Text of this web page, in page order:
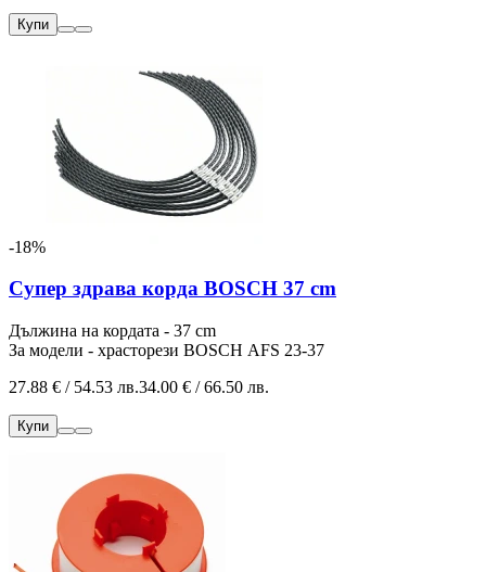
Купи
-18%
Супер здрава корда BOSCH 37 cm
Дължина на кордата - 37 cm
За модели - храсторези BOSCH AFS 23-37
27.88 € / 54.53 лв.34.00 € / 66.50 лв.
Купи